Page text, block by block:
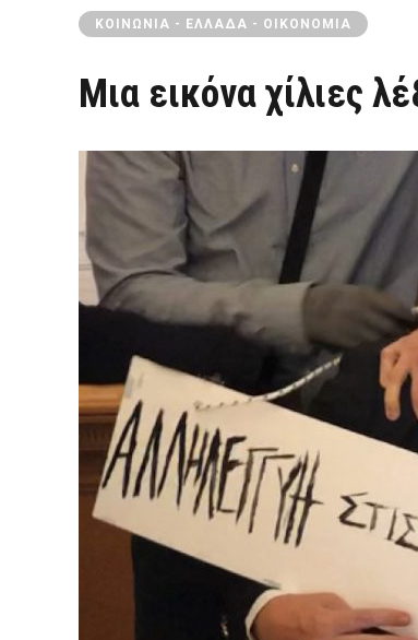
ΚΟΙΝΩΝΊΑ - ΕΛΛΆΔΑ - ΟΙΚΟΝΟΜΊΑ
Μια εικόνα χίλιες